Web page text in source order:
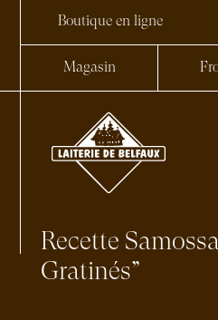
Boutique en ligne
Magasin
Recette
Gratinés”